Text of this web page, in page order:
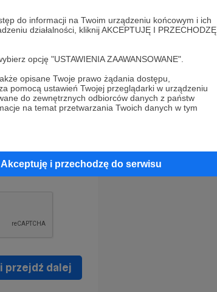
do informacji na Twoim urządzeniu końcowym i ich
działalności, kliknij AKCEPTUJĘ I PRZECHODZĘ
opcję "USTAWIENIA ZAAWANSOWANE".
opisane Twoje prawo żądania dostępu,
pomocą ustawień Twojej przeglądarki w urządzeniu
do zewnętrznych odbiorców danych z państw
na temat przetwarzania Twoich danych w tym
Akceptuję i przechodzę do serwisu
danych
w celu
Patronite.
ta może zostać
przejdź dalej